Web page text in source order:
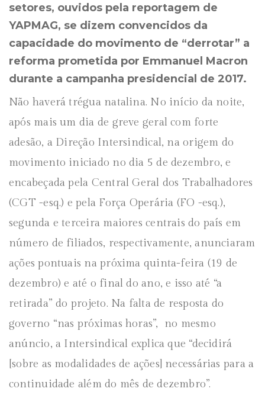
setores, ouvidos pela reportagem de
YAPMAG, se dizem convencidos da
capacidade do movimento de “derrotar” a
reforma prometida por Emmanuel Macron
durante a campanha presidencial de 2017.
Não haverá trégua natalina. No início da noite,
após mais um dia de greve geral com forte
adesão, a Direção Intersindical, na origem do
movimento iniciado no dia 5 de dezembro, e
encabeçada pela Central Geral dos Trabalhadores
(CGT -esq.) e pela Força Operária (FO -esq.),
segunda e terceira maiores centrais do país em
número de filiados, respectivamente, anunciaram
ações pontuais na próxima quinta-feira (19 de
dezembro) e até o final do ano, e isso até “a
retirada” do projeto. Na falta de resposta do
governo “nas próximas horas”, no mesmo
anúncio, a Intersindical explica que “decidirá
[sobre as modalidades de ações] necessárias para a
continuidade além do mês de dezembro”.